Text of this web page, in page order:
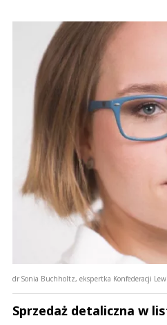
dr Sonia Buchholtz, ekspertka Konfederacji
Sprzedaż detaliczna w